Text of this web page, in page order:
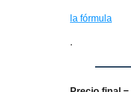
la fórmula
.